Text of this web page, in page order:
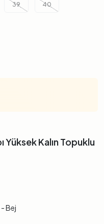
39 40
Yüksek Kalın Topuklu
Bej